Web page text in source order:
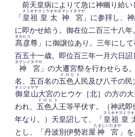
前天皇病によりて急に神幽り給い
「 皇
スミ
祖
オヤ
皇
スミラ
太
オホ
神
タマシイ
宮
タマヤ
」に参拝し、
に即かせ給う。御在位二百三十八年
髙
タカ
彦
ヒコ
尊」に御譲位あり。三年にして
百五十一歳。即位百三年一月六日詔
神
タマシイ
宮
タマヤ
」の大遷宮祭を行わせらる。
名、五百名の五色人
イロヒト
民及び八千の民
御皇山
オミジョヤマ
大宮のヒウケ［北］の方の
われ、 五色人
イロヒト
王等平伏す。（神武即
年なり。）天皇詔して、「 皇
スミ
祖
オヤ
皇
スミラオ
とし、「丹波別伊勢岩屋 神宮
たましいたまや
」を